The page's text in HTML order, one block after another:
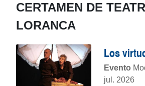
CERTAMEN DE
LORANCA
Los
Evento
jul. 2026